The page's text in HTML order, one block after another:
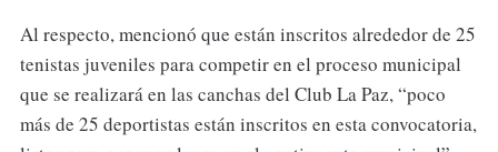
Al respecto, mencionó que están inscritos alrededor de 25
tenistas juveniles para competir en el proceso municipal
que se realizará en las canchas del Club La Paz, “poco
más de 25 deportistas están inscritos en esta convocatoria,